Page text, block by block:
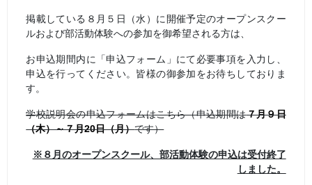
掲載している８月５日（水）に開催予定のオープンスクー
ルおよび部活動体験への参加を御希望される方は、
お申込期間内に「申込フォーム」にて必要事項を入力し、
申込を行ってください。皆様の御参加をお待ちしておりま
す。
学校説明会の申込フォームはこちら（申込期間は７月９日
（木）～７月20日（月）です）
※８月のオープンスクール、部活動体験の申込は受付終了
しました。